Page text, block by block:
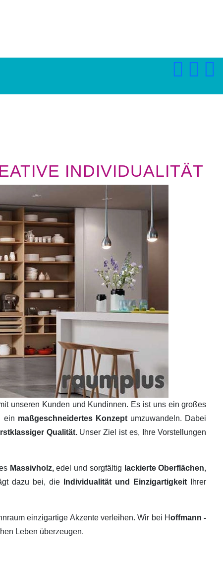
INDIVIDUALITÄT
unseren Kunden und Kundinnen. Es ist uns ein großes
ein maßgeschneidertes Konzept umzuwandeln. Dabei
Qualität.Unser Ziel ist es, Ihre Vorstellungen
Massivholz,edel und sorgfältig lackierte Oberflächen,
dazu bei, die Individualität und Einzigartigkeit
Ihrer
einzigartige Akzente verleihen. Wir bei Hoffmann -
Leben überzeugen.